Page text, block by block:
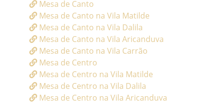
Mesa de Canto
Mesa de Canto na Vila Matilde
Mesa de Canto na Vila Dalila
Mesa de Canto na Vila Aricanduva
Mesa de Canto na Vila Carrão
Mesa de Centro
Mesa de Centro na Vila Matilde
Mesa de Centro na Vila Dalila
Mesa de Centro na Vila Aricanduva